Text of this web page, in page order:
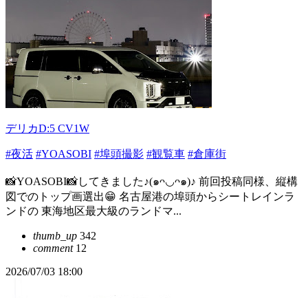
デリカD:5 CV1W
#夜活 #YOASOBI #埠頭撮影 #観覧車 #倉庫街
📸YOASOBI📸してきました♪(๑ᴖ◡ᴖ๑)♪ 前回投稿同様、縦構
図でのトップ画選出😁 名古屋港の埠頭からシートレインラ
ンドの 東海地区最大級のランドマ...
thumb_up 342
comment12
2026/07/03 18:00